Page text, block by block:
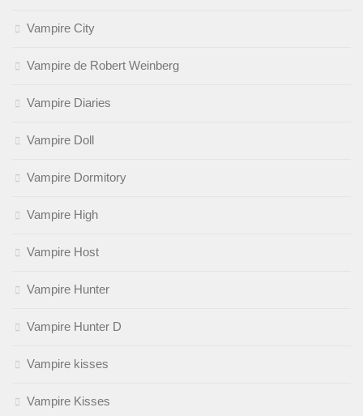
Vampire City
Vampire de Robert Weinberg
Vampire Diaries
Vampire Doll
Vampire Dormitory
Vampire High
Vampire Host
Vampire Hunter
Vampire Hunter D
Vampire kisses
Vampire Kisses